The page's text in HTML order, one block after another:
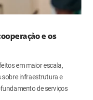
e os
em maior escala,
sobre infraestrutura e
de serviços